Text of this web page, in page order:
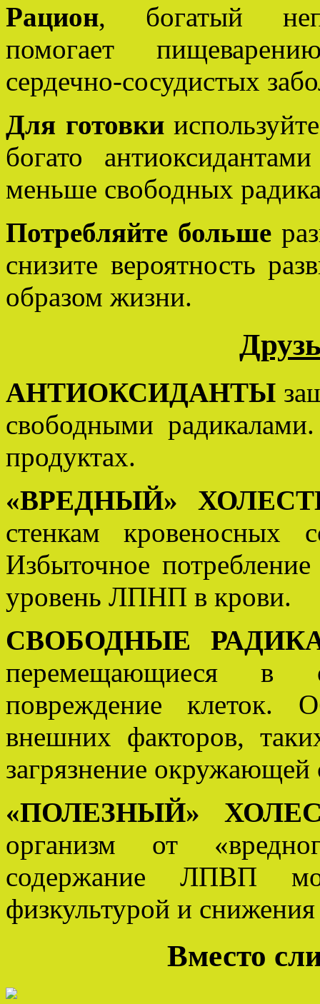
Рацион, богатый
помогает
сердечно-сосудистых
Для готовки
богато
меньше свободных
Потребляйте больше
снизите вероятность
образом жизни.
АНТИОКСИДАНТЫ
свободными
продуктах.
«ВРЕДНЫЙ»
стенкам кровеносных
Избыточное
уровень ЛПНП в крови.
СВОБОДНЫЕ
перемещающиеся в
повреждение клеток.
внешних факторов,
загрязнение окружающей
«ПОЛЕЗНЫЙ»
организм от
содержание ЛПВП
физкультурой и снижения
Вместо